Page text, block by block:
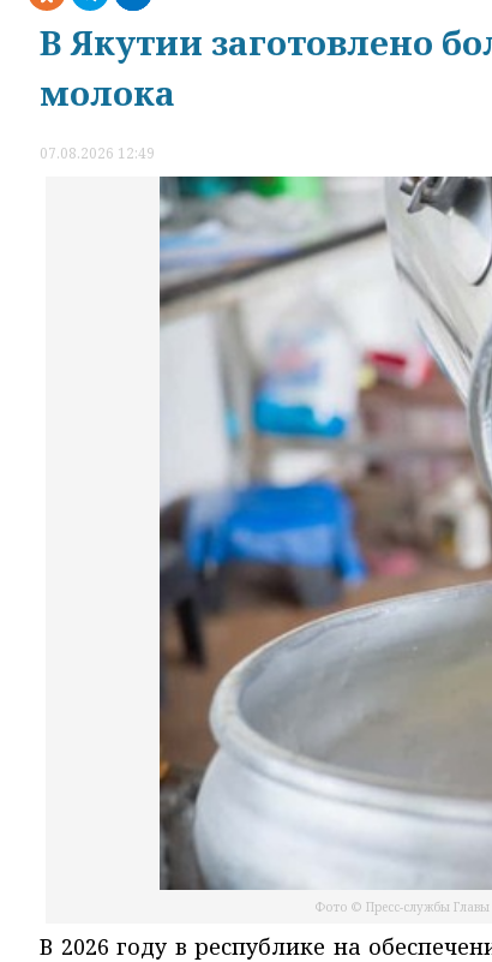
В Якутии заготовлено
молока
07.08.2026 12:49
Фото © Пресс-службы Главы
В 2026 году в республике на